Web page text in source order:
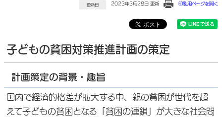
更新日 2023年3月28日 更新 印刷用ページを開く
子どもの貧困対策推進計画の策定
計画策定の背景・趣旨
国内で経済的格差が拡大する中、親の貧困が世代を超
えて子どもの貧困となる「貧困の連鎖」が大きな社会問